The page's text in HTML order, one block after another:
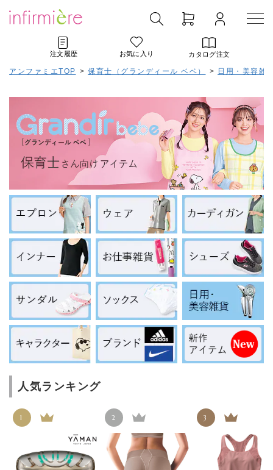
注文履歴 お気に入り カタログ注文
アンファミエTOP > 保育士（グランディール ベベ） > 日用・美容雑
人気ランキング
1 2 3